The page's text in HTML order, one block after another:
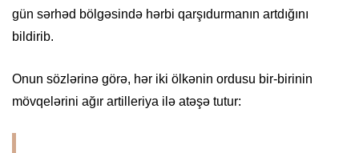
gün sərhəd bölgəsində hərbi qarşıdurmanın artdığını
bildirib.
Onun sözlərinə görə, hər iki ölkənin ordusu bir-birinin
mövqelərini ağır artilleriya ilə atəşə tutur: